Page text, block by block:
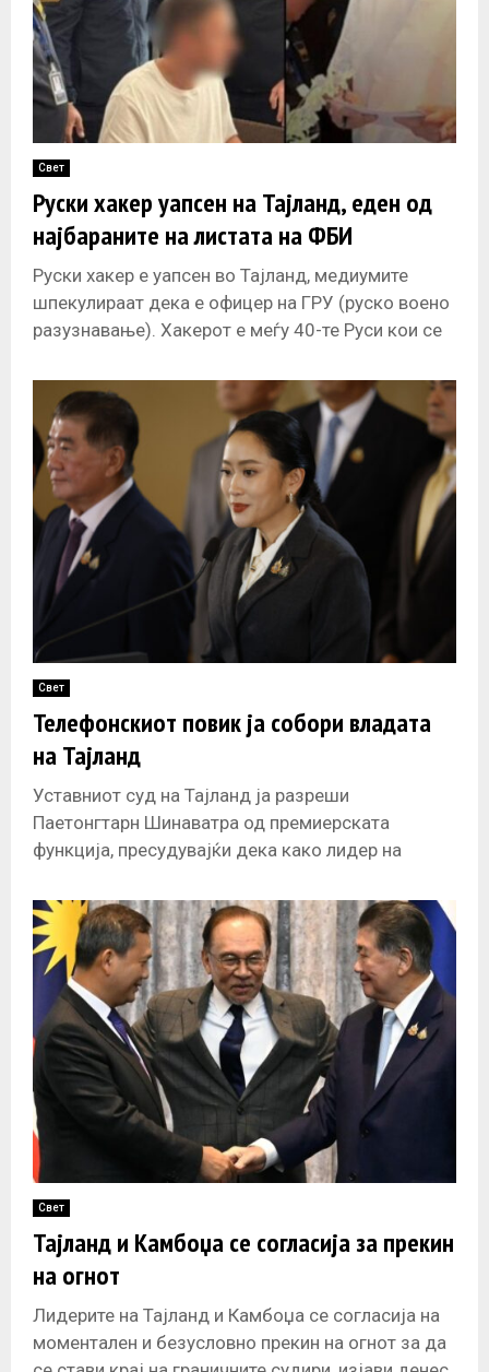
Свет
Руски хакер уапсен на Тајланд, еден од
најбараните на листата на ФБИ
Руски хакер е уапсен во Тајланд, медиумите
шпекулираат дека е офицер на ГРУ (руско воено
разузнавање). Хакерот е меѓу 40-те Руси кои се
Свет
Телефонскиот повик ја собори владата
на Тајланд
Уставниот суд на Тајланд ја разреши
Паетонгтарн Шинаватра од премиерската
функција, пресудувајќи дека како лидер на
етика во телефонскиот
Свет
Тајланд и Камбоџа се согласија за прекин
на огнот
Лидерите на Тајланд и Камбоџа се согласија на
моментален и безусловно прекин на огнот за да